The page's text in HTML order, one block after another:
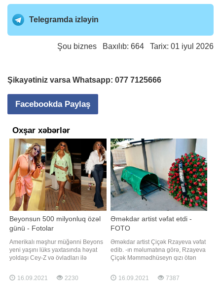
Telegramda izləyin
Şou biznes Baxılıb: 664 Tarix: 01 iyul 2026
Şikayətiniz varsa Whatsapp: 077 7125666
Facebookda Paylaş
Oxşar xəbərlər
Beyonsun 500 milyonluq özəl
günü - Fotolar
Amerikalı məşhur müğənni Beyons
yeni yaşını lüks yaxtasında həyat
yoldaşı Cey-Z və övladları ilə
mediaya istinadən xəbər verir ki,
ifaçının 40 yaşı tamam olub. O, 500
16.09.2021 2230
Əməkdar artist vəfat etdi -
FOTO
Əməkdar artist Çiçək Rzayeva vəfat
edib. -ın məlumatına görə, Rzayeva
Çiçək Məmmədhüseyn qızı ötən
Qeyd edək ki, Çiçək Rzayeva 1944-
cü ildə Bakıda anadan olub. Onun
16.09.2021 7387